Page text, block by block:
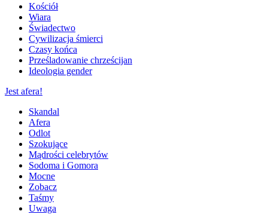
Kościół
Wiara
Świadectwo
Cywilizacja śmierci
Czasy końca
Prześladowanie chrześcijan
Ideologia gender
Jest afera!
Skandal
Afera
Odlot
Szokujące
Mądrości celebrytów
Sodoma i Gomora
Mocne
Zobacz
Taśmy
Uwaga